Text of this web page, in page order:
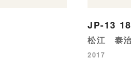
JP-13 18
松江 泰
2017